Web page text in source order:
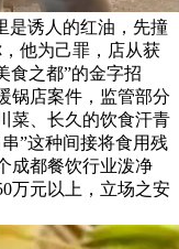
是诱人的红油，先撞
他为己罪，店从获
食之都”的金字招
锅店案件，监管部分
菜、长久的饮食汗青
”这种间接将食用残
成都餐饮行业泼净
万元以上，立场之安